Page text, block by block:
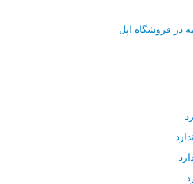
در فروشگاه اپل